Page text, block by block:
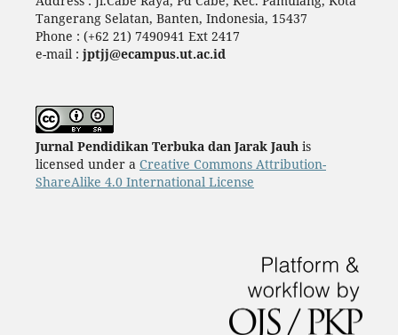
Tangerang Selatan, Banten, Indonesia, 15437
Phone : (+62 21) 7490941 Ext 2417
e-mail : jptjj@ecampus.ut.ac.id
Jurnal Pendidikan Terbuka dan Jarak Jauh is
licensed under a Creative Commons Attribution-
ShareAlike 4.0 International License